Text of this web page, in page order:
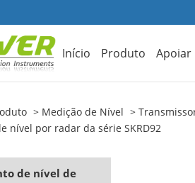
Início Produto Apoiar
Medição de Nível
nível por radar da série SKRD92
de nível de